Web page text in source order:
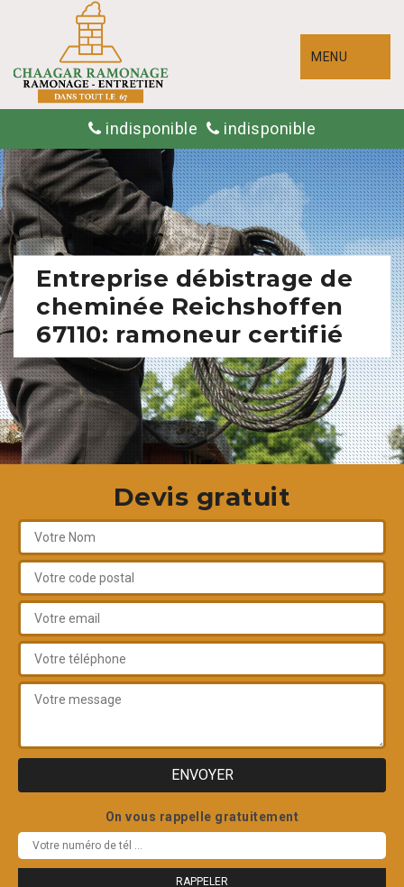
MENU
indisponible indisponible
Entreprise débistrage de
cheminée Reichshoffen
67110: ramoneur certifié
Devis gratuit
On vous rappelle gratuitement